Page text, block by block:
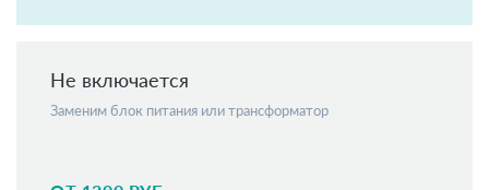
Не включается
Заменим блок питания или трансформатор